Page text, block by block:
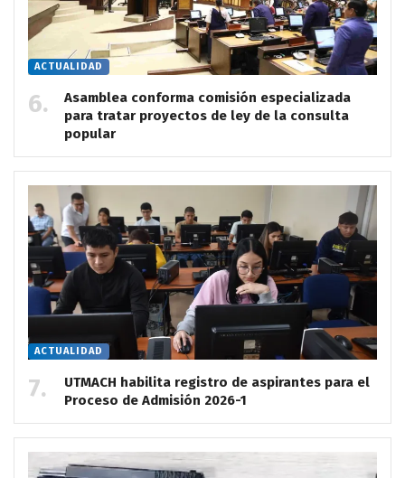
ACTUALIDAD
Asamblea conforma comisión especializada
para tratar proyectos de ley de la consulta
popular
ACTUALIDAD
UTMACH habilita registro de aspirantes para el
Proceso de Admisión 2026-1